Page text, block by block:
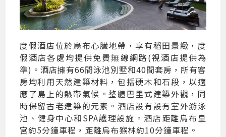
度假酒店位於烏布心臟地帶，享有稻田景緻，度
假酒店各處均提供免費無線網路(視酒店提供為
準)。酒店擁有66間泳池別墅和40間套房，所有客
房均利用天然建築材料，包括硬木和石段，以適
應了島上的熱帶氣候。整體巴里式建築外觀，同
時保留古老建築的元素。酒店設有設有室外游泳
池、健身中心和SPA護理設施。酒店距離烏布皇
宮約5分鐘車程，距離烏布猴林約10分鐘車程。